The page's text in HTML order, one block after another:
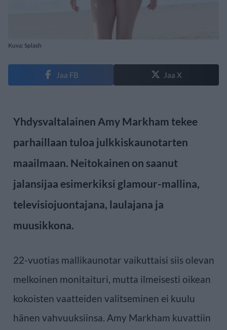
Kuva: Splash
Jaa FB Jaa X
Yhdysvaltalainen Amy Markham tekee
parhaillaan tuloa julkkiskaunotarten
maailmaan. Neitokainen on saanut
jalansijaa esimerkiksi glamour-mallina,
televisiojuontajana, laulajana ja
muusikkona.
22-vuotias mallikaunotar vaikuttaisi siis olevan
melkoinen monitaituri, mutta ilmeisesti oikean
kokoisten vaatteiden valitseminen ei kuulu
hänen vahvuuksiinsa. Amy Markham kuvattiin